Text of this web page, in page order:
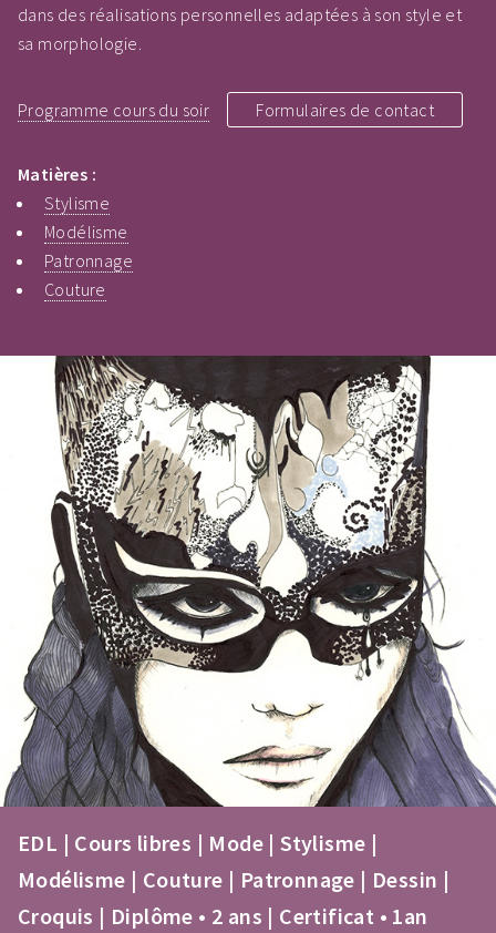
dans des réalisations personnelles adaptées à son style et
sa morphologie.
Programme cours du soir Formulaires de contact
Matières :
Stylisme
Modélisme
Patronnage
Couture
EDL | Cours libres | Mode | Stylisme |
Modélisme | Couture | Patronnage | Dessin |
Croquis | Diplôme • 2 ans | Certificat • 1an